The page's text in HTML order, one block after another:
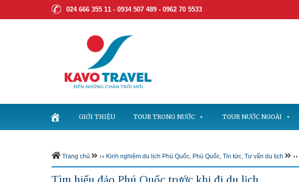
024 666 355 11 - 0934 507 489 - 0962 70 5533
GIỚI THIỆU TOUR TRONG NƯỚC TOUR NƯỚC NGOÀI
Trang chủ ›› Kinh nghiệm du lịch Phú Quốc, Phú Quốc, Tin tức, Tư vấn du lịch ››